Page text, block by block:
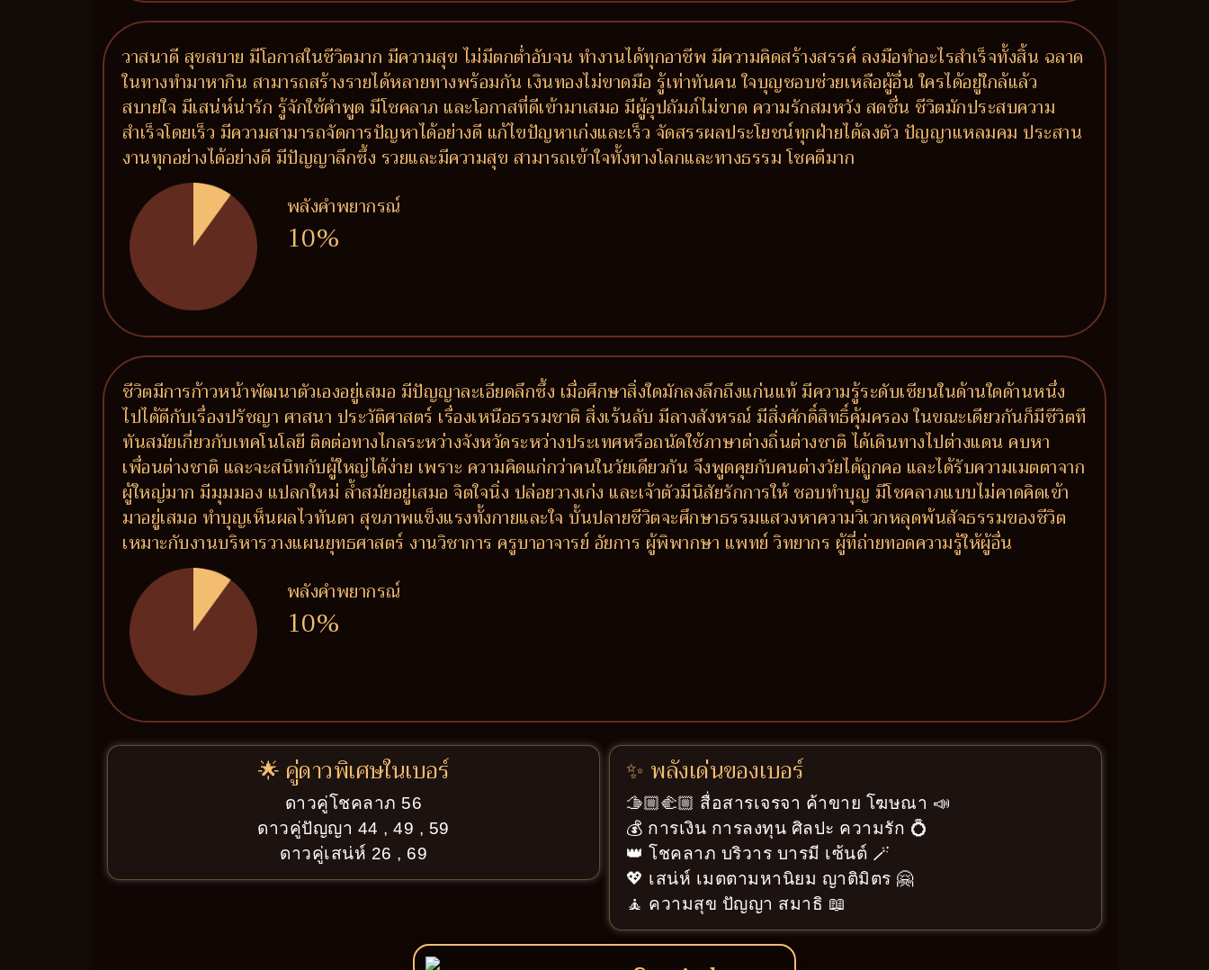
วาสนาดี สุขสบาย มีโอกาสในชีวิตมาก มีความสุข ไม่มีตกต่ำอับจน ทำงานได้ทุกอาชีพ มีความคิดสร้างสรรค์ ลงมือทำอะไรสำเร็จทั้งสิ้น ฉลาด
ในทางทำมาหากิน สามารถสร้างรายได้หลายทางพร้อมกัน เงินทองไม่ขาดมือ รู้เท่าทันคน ใจบุญชอบช่วยเหลือผู้อื่น ใครได้อยู่ใกล้แล้ว
สบายใจ มีเสน่ห์น่ารัก รู้จักใช้คำพูด มีโชคลาภ และโอกาสที่ดีเข้ามาเสมอ มีผู้อุปถัมภ์ไม่ขาด ความรักสมหวัง สดชื่น ชีวิตมักประสบความ
สำเร็จโดยเร็ว มีความสามารถจัดการปัญหาได้อย่างดี แก้ไขปัญหาเก่งและเร็ว จัดสรรผลประโยชน์ทุกฝ่ายได้ลงตัว ปัญญาแหลมคม ประสาน
งานทุกอย่างได้อย่างดี มีปัญญาลึกซึ้ง รวยและมีความสุข สามารถเข้าใจทั้งทางโลกและทางธรรม โชคดีมาก
พลังคำพยากรณ์
10%
ชีวิตมีการก้าวหน้าพัฒนาตัวเองอยู่เสมอ มีปัญญาละเอียดลึกซึ้ง เมื่อศึกษาสิ่งใดมักลงลึกถึงแก่นแท้ มีความรู้ระดับเซียนในด้านใดด้านหนึ่ง
ไปได้ดีกับเรื่องปรัชญา ศาสนา ประวัติศาสตร์ เรื่องเหนือธรรมชาติ สิ่งเร้นลับ มีลางสังหรณ์ มีสิ่งศักดิ์สิทธิ์คุ้มครอง ในขณะเดียวกันก็มีชีวิตที
ทันสมัยเกี่ยวกับเทคโนโลยี ติดต่อทางไกลระหว่างจังหวัดระหว่างประเทศหรือถนัดใช้ภาษาต่างถิ่นต่างชาติ ได้เดินทางไปต่างแดน คบหา
เพื่อนต่างชาติ และจะสนิทกับผู้ใหญ่ได้ง่าย เพราะ ความคิดแก่กว่าคนในวัยเดียวกัน จึงพูดคุยกับคนต่างวัยได้ถูกคอ และได้รับความเมตตาจาก
ผู้ใหญ่มาก มีมุมมอง แปลกใหม่ ล้ำสมัยอยู่เสมอ จิตใจนิ่ง ปล่อยวางเก่ง และเจ้าตัวมีนิสัยรักการให้ ชอบทำบุญ มีโชคลาภแบบไม่คาดคิดเข้า
มาอยู่เสมอ ทำบุญเห็นผลไวทันตา สุขภาพแข็งแรงทั้งกายและใจ บั้นปลายชีวิตจะศึกษาธรรมแสวงหาความวิเวกหลุดพ้นสัจธรรมของชีวิต
เหมาะกับงานบริหารวางแผนยุทธศาสตร์ งานวิชาการ ครูบาอาจารย์ อัยการ ผู้พิพากษา แพทย์ วิทยากร ผู้ที่ถ่ายทอดความรู้ให้ผู้อื่น
พลังคำพยากรณ์
10%
🌟 คู่ดาวพิเศษในเบอร์
ดาวคู่โชคลาภ 56
ดาวคู่ปัญญา 44 , 49 , 59
ดาวคู่เสน่ห์ 26 , 69
✨ พลังเด่นของเบอร์
🫱🏼‍🫲🏼 สื่อสารเจรจา ค้าขาย โฆษณา 📣
💰 การเงิน การลงทุน ศิลปะ ความรัก 💍
👑 โชคลาภ บริวาร บารมี เซ้นต์ 🪄
💖 เสน่ห์ เมตตามหานิยม ญาติมิตร 🤗
🧘 ความสุข ปัญญา สมาธิ 📖